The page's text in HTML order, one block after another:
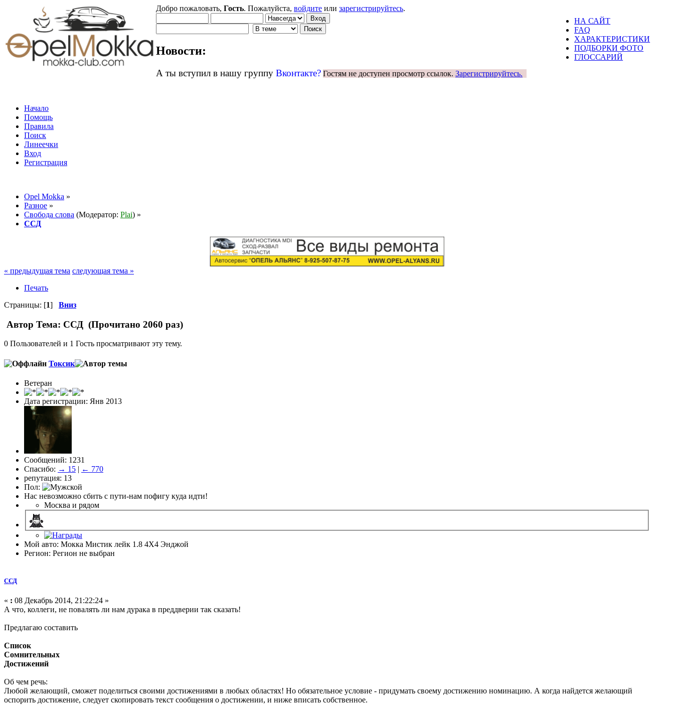
НА САЙТ
FAQ
ХАРАКТЕРИСТИКИ
ПОДБОРКИ ФОТО
ГЛОССАРИЙ
Добро пожаловать, Гость. Пожалуйста, войдите или зарегистрируйтесь.
Новости:
А ты вступил в нашу группу Вконтакте? Гостям не доступен просмотр ссылок. Зарегистрируйтесь.
Начало
Помощь
Правила
Поиск
Линеечки
Вход
Регистрация
Opel Mokka »
Разное »
Свобода слова (Модератор: Plai) »
ССД
« предыдущая тема следующая тема »
Печать
Страницы: [1] Вниз
Автор Тема: ССД (Прочитано 2060 раз)
0 Пользователей и 1 Гость просматривают эту тему.
Токсик
Ветеран
Дата регистрации: Янв 2013
Сообщений: 1231
Спасибо: → 15 | ← 770
репутация: 13
Пол:
Нас невозможно сбить с пути-нам пофигу куда идти!
Москва и рядом
Мой авто: Мокка Мистик лейк 1.8 4Х4 Энджой
Регион: Регион не выбран
ССД
« : 08 Декабрь 2014, 21:22:24 »
А что, коллеги, не повалять ли нам дурака в преддверии так сказать!
Предлагаю составить
Список
Сомнительных
Достижений
Об чем речь:
Любой желающий, сможет поделиться своими достижениями в любых областях! Но обязательное условие - придумать своему достижению номинацию. А когда найдется желающий
оспорить достижение, следует скопировать текст сообщения о достижении, и ниже вписать собственное.